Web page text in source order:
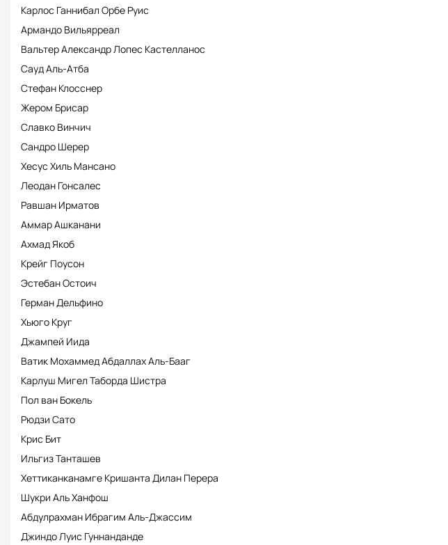
Карлос Ганнибал Орбе Руис
Армандо Вильярреал
Вальтер Александр Лопес Кастелланос
Сауд Аль-Атба
Стефан Клосснер
Жером Брисар
Славко Винчич
Сандро Шерер
Хесус Хиль Мансано
Леодан Гонсалес
Равшан Ирматов
Аммар Ашканани
Ахмад Якоб
Крейг Поусон
Эстебан Остоич
Герман Дельфино
Хьюго Круг
Джампей Иида
Ватик Мохаммед Абдаллах Аль-Бааг
Карлуш Мигел Таборда Шистра
Пол ван Бокель
Рюдзи Сато
Крис Бит
Ильгиз Танташев
Хеттиканканамге Кришанта Дилан Перера
Шукри Аль Ханфош
Абдулрахман Ибрагим Аль-Джассим
Джиндо Луис Гуннанданде